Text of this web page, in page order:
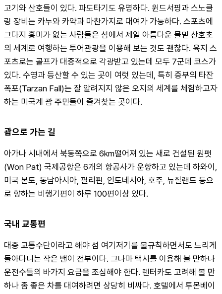
고기와 산호들이 있다. 파도타기도 유명하다. 윈드서핑과 스노클
링 장비는 카누와 카약과 마찬가지로 대여가 가능하다. 스포츠에
그다지 흥미가 없는 사람들은 섬에서 제일 아름다운 물밑 산호초
의 세계로 여행하는 투어관광을 이용해 보는 것도 괜찮다. 육지 스
포츠로는 골프가 대중적으로 각광받고 있는데 모두 7군데 코스가
있다. 수영과 등산할 수 있는 곳이 여럿 있는데, 특히 중부의 타잔
폭포(Tarzan Fall)는 잘 알려지지 않은 오지의 세계를 체험하고자
하는 미국계 괌 주민들이 즐겨찾는 곳이다.
괌으로 가는 길
아가나 시내에서 북동쪽으로 6km떨어져 있는 새로 건설된 원팻
(Won Pat) 국제공항은 6개의 항공사가 운항하고 있는데 하와이,
미국 본토, 동남아시아, 필리핀, 인도네시아, 호주, 뉴질랜드 등으
로 향하는 비행기편이 하루 100편이상 있다.
국내 교통편
대중 교통수단이라고 해야 섬 여기저기를 불규칙하면서도 느리게
돌아다니는 작은 밴이 전부이다. 그나마 택시를 이용해 볼 만하나
운전수들의 바가지 요금을 조심해야 한다. 렌터카도 고려해 볼 만
하나 좀 좋은 차를 대여하려면 상당히 비싸다. 호텔에서 투몬베이